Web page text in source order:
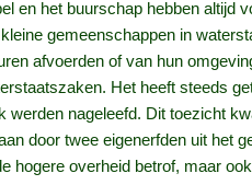
en het buurschap hebben
gemeenschappen in
afvoerden of van hun
Het heeft steeds
nageleefd. Dit toezicht
door twee eigenerfden uit
hogere overheid betrof, maar